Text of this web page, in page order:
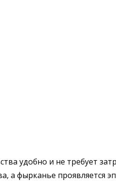
удобно и не требует
а фырканье проявляется